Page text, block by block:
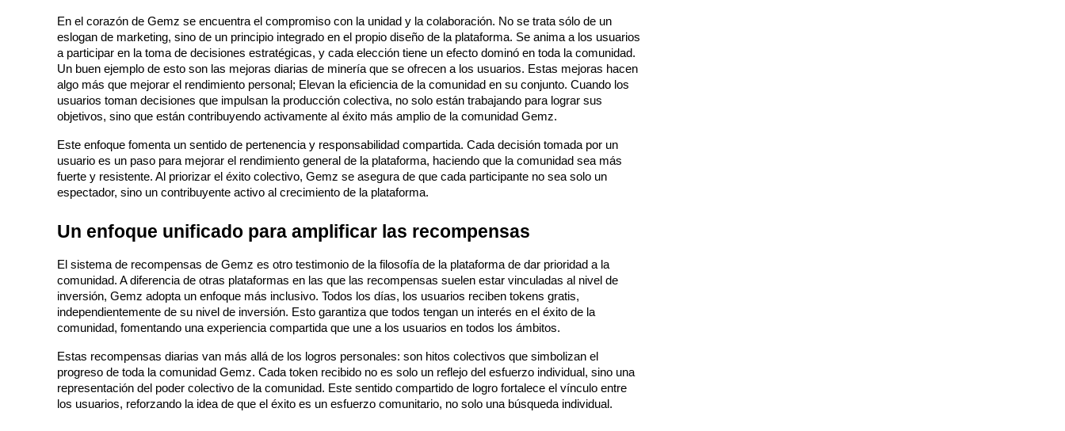
Futuros de criptomonedas
TradFi
Derivados de acciones, divisas, metales preciosos y materias primas
Futuros del USDC
Futuros que utilizan USDC como garantía
En el corazón de Gemz se encuentra el compromiso con la unidad y la colaboración. No se trata sólo de un
eslogan de marketing, sino de un principio integrado en el propio diseño de la plataforma. Se anima a los usuarios
a participar en la toma de decisiones estratégicas, y cada elección tiene un efecto dominó en toda la comunidad.
Un buen ejemplo de esto son las mejoras diarias de minería que se ofrecen a los usuarios. Estas mejoras hacen
algo más que mejorar el rendimiento personal; Elevan la eficiencia de la comunidad en su conjunto. Cuando los
usuarios toman decisiones que impulsan la producción colectiva, no solo están trabajando para lograr sus
objetivos, sino que están contribuyendo activamente al éxito más amplio de la comunidad Gemz.
Este enfoque fomenta un sentido de pertenencia y responsabilidad compartida. Cada decisión tomada por un
usuario es un paso para mejorar el rendimiento general de la plataforma, haciendo que la comunidad sea más
fuerte y resistente. Al priorizar el éxito colectivo, Gemz se asegura de que cada participante no sea solo un
espectador, sino un contribuyente activo al crecimiento de la plataforma.
Un enfoque unificado para amplificar las recompensas
El sistema de recompensas de Gemz es otro testimonio de la filosofía de la plataforma de dar prioridad a la
comunidad. A diferencia de otras plataformas en las que las recompensas suelen estar vinculadas al nivel de
inversión, Gemz adopta un enfoque más inclusivo. Todos los días, los usuarios reciben tokens gratis,
independientemente de su nivel de inversión. Esto garantiza que todos tengan un interés en el éxito de la
comunidad, fomentando una experiencia compartida que une a los usuarios en todos los ámbitos.
Estas recompensas diarias van más allá de los logros personales: son hitos colectivos que simbolizan el
progreso de toda la comunidad Gemz. Cada token recibido no es solo un reflejo del esfuerzo individual, sino una
representación del poder colectivo de la comunidad. Este sentido compartido de logro fortalece el vínculo entre
los usuarios, reforzando la idea de que el éxito es un esfuerzo comunitario, no solo una búsqueda individual.